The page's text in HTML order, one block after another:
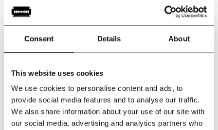
Consent Details About
This website uses cookies
We use cookies to personalise content and ads, to
provide social media features and to analyse our traffic.
We also share information about your use of our site with
our social media, advertising and analytics partners who
Pouvons-nous vous aider ?
+31 528233787
sales@shelbybrothers.com